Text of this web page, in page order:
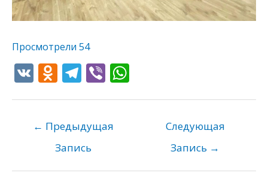
Просмотрели 54
V O
o
kl
as
T
gr
a
m
Vi
p
← Предыдущая
Запись
Следующая
Запись →